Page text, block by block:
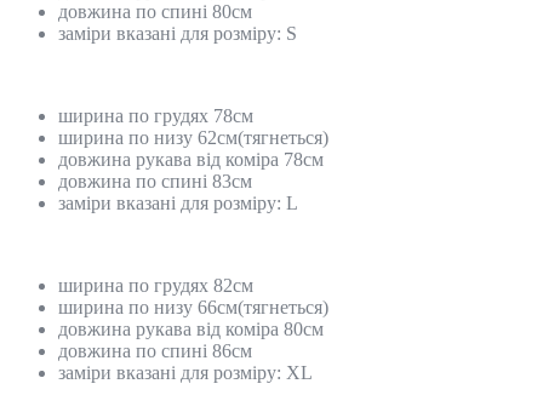
довжина по спині 80см
заміри вказані для розміру: S
ширина по грудях 78см
ширина по низу 62см(тягнеться)
довжина рукава від коміра 78см
довжина по спині 83см
заміри вказані для розміру: L
ширина по грудях 82см
ширина по низу 66см(тягнеться)
довжина рукава від коміра 80см
довжина по спині 86см
заміри вказані для розміру: XL